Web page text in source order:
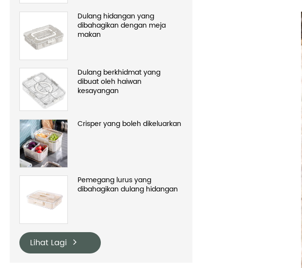
Dulang hidangan yang
dibahagikan dengan meja
makan
Dulang berkhidmat yang
dibuat oleh haiwan
kesayangan
Crisper yang boleh dikeluarkan
Pemegang lurus yang
dibahagikan dulang hidangan
Lihat Lagi